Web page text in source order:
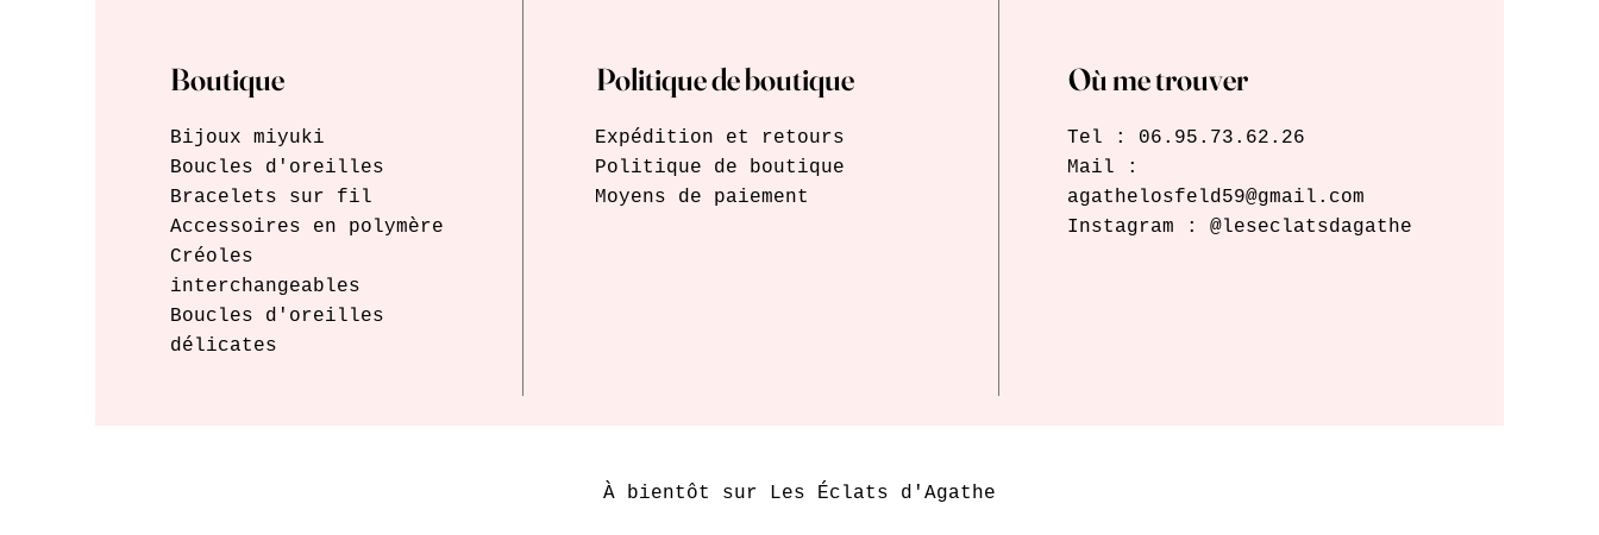
Boutique
Bijoux miyuki
Boucles d'oreilles
Bracelets sur fil
Accessoires en polymère
Créoles
interchangeables
Boucles d'oreilles
délicates
Politique de boutique
Expédition et retours
Politique de boutique
Moyens de paiement
Où me trouver
Tel : 06.95.73.62.26
Mail :
agathelosfeld59@gmail.com
Instagram : @leseclatsdagathe
À bientôt sur Les Éclats d'Agathe